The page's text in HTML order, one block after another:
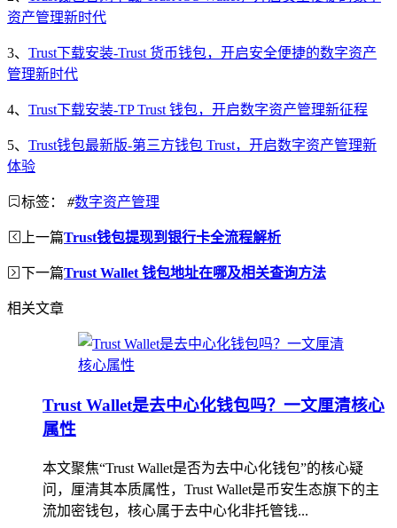
资产管理新时代
3、 Trust下载安装-Trust 货币钱包，开启安全便捷的数字资产
管理新时代
4、 Trust下载安装-TP Trust 钱包，开启数字资产管理新征程
5、 Trust钱包最新版-第三方钱包 Trust，开启数字资产管理新
体验
标签： #数字资产管理
上一篇Trust钱包提现到银行卡全流程解析
下一篇Trust Wallet 钱包地址在哪及相关查询方法
相关文章
Trust Wallet是去中心化钱包吗？一文厘清核心
属性
本文聚焦“Trust Wallet是否为去中心化钱包”的核心疑
问，厘清其本质属性，Trust Wallet是币安生态旗下的主
流加密钱包，核心属于去中心化非托管钱...